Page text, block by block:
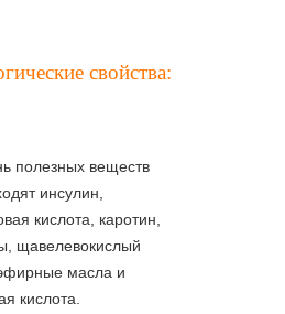
свойства:
полезных веществ
инсулин,
кислота, каротин,
щавелевокислый
масла и
кислота.